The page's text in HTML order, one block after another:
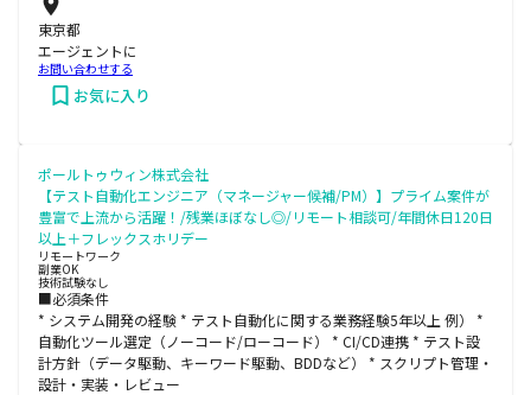
東京都
エージェントに
お問い合わせする
お気に入り
ポールトゥウィン株式会社
【テスト自動化エンジニア（マネージャー候補/PM）】プライム案件が
豊富で上流から活躍！/残業ほぼなし◎/リモート相談可/年間休日120日
以上＋フレックスホリデー
リモートワーク
副業OK
技術試験なし
■必須条件
* システム開発の経験 * テスト自動化に関する業務経験5年以上 例） *
自動化ツール選定（ノーコード/ローコード） * CI/CD連携 * テスト設
計方針（データ駆動、キーワード駆動、BDDなど） * スクリプト管理・
設計・実装・レビュー